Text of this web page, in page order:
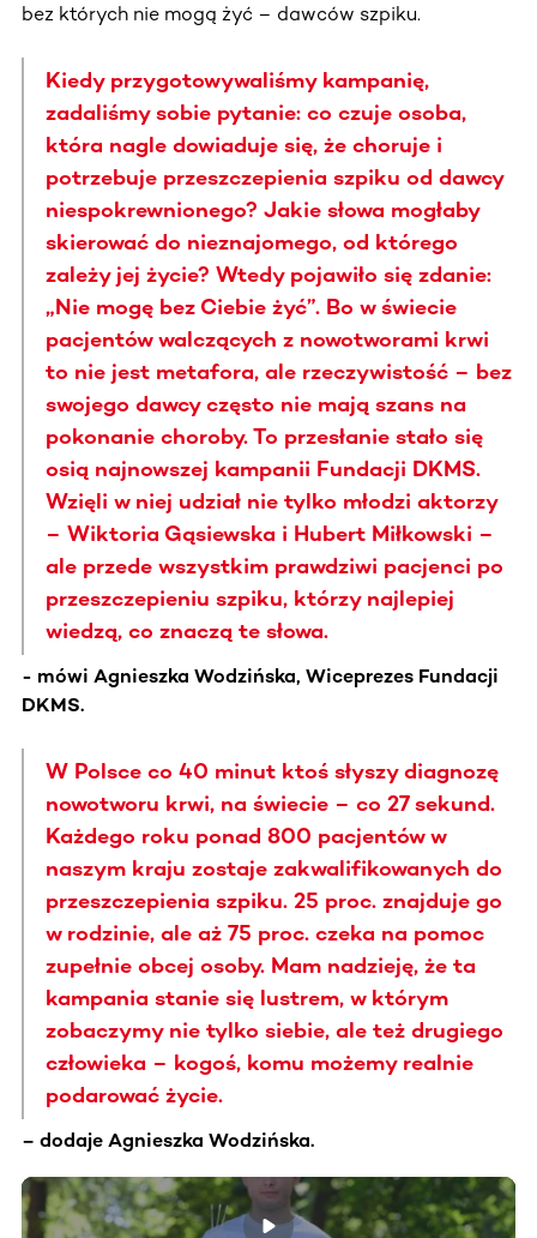
bez których nie mogą żyć – dawców szpiku.
Kiedy przygotowywaliśmy kampanię,
zadaliśmy sobie pytanie: co czuje osoba,
która nagle dowiaduje się, że choruje i
potrzebuje przeszczepienia szpiku od dawcy
niespokrewnionego? Jakie słowa mogłaby
skierować do nieznajomego, od którego
zależy jej życie? Wtedy pojawiło się zdanie:
„Nie mogę bez Ciebie żyć”. Bo w świecie
pacjentów walczących z nowotworami krwi
to nie jest metafora, ale rzeczywistość – bez
swojego dawcy często nie mają szans na
pokonanie choroby. To przesłanie stało się
osią najnowszej kampanii Fundacji DKMS.
Wzięli w niej udział nie tylko młodzi aktorzy
– Wiktoria Gąsiewska i Hubert Miłkowski –
ale przede wszystkim prawdziwi pacjenci po
przeszczepieniu szpiku, którzy najlepiej
wiedzą, co znaczą te słowa.
- mówi Agnieszka Wodzińska, Wiceprezes Fundacji
DKMS.
W Polsce co 40 minut ktoś słyszy diagnozę
nowotworu krwi, na świecie – co 27 sekund.
Każdego roku ponad 800 pacjentów w
naszym kraju zostaje zakwalifikowanych do
przeszczepienia szpiku. 25 proc. znajduje go
w rodzinie, ale aż 75 proc. czeka na pomoc
zupełnie obcej osoby. Mam nadzieję, że ta
kampania stanie się lustrem, w którym
zobaczymy nie tylko siebie, ale też drugiego
człowieka – kogoś, komu możemy realnie
podarować życie.
– dodaje Agnieszka Wodzińska.